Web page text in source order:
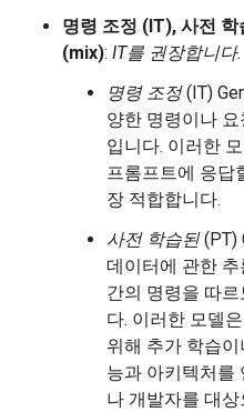
명령 조정 (IT), 사전
(mix): IT를 권장합니다.
명령 조정(IT)
양한 명령이나
입니다. 이러한
프롬프트에 응답
장 적합합니다.
사전 학습된(PT)
데이터에 관한
간의 명령을 따
다. 이러한 모델
위해 추가 학습
능과 아키텍처를
나 개발자를 대